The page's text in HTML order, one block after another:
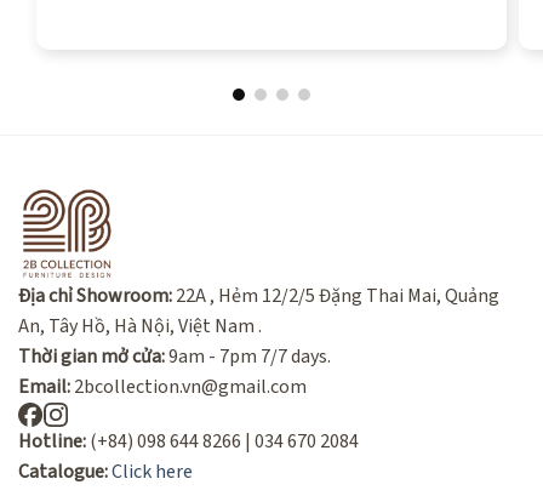
Địa chỉ Showroom:22A , Hẻm 12/2/5 Đặng Thai Mai, Quảng
An, Tây Hồ, Hà Nội, Việt Nam .
Thời gian mở cửa:9am - 7pm 7/7 days.
Email:2bcollection.vn@gmail.com
Hotline:(+84) 098 644 8266 | 034 670 2084
Catalogue:Click here